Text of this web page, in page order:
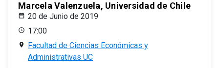
Marcela Valenzuela, Universidad de Chile
20 de Junio de 2019
17:00
Facultad de Ciencias Económicas y
Administrativas UC